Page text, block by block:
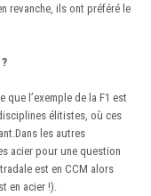
revanche, ils ont préféré le
que l’exemple de la F1 est
élitistes, où ces
les autres
acier pour une question
est en CCM alors
en acier !).